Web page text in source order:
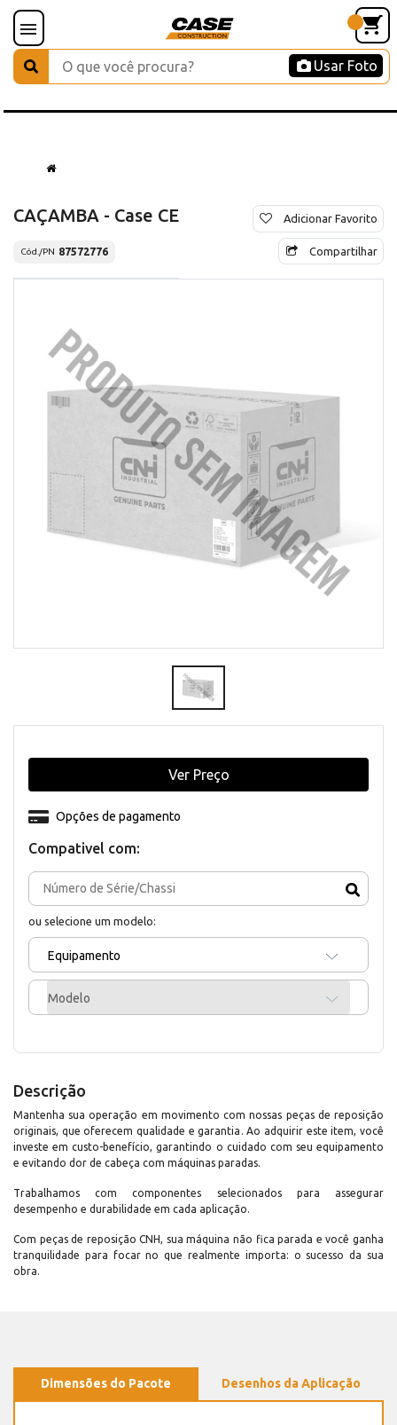
Usar Foto
CAÇAMBA - Case CE
Cód./PN 87572776
Adicionar Favorito
Compartilhar
Compativel com:
ou selecione um modelo:
Equipamento
Modelo
Opções de pagamento
Ver Preço
Descrição
Mantenha sua operação em movimento com nossas peças de reposição
originais, que oferecem qualidade e garantia. Ao adquirir este item, você
investe em custo-benefício, garantindo o cuidado com seu equipamento
e evitando dor de cabeça com máquinas paradas.
Trabalhamos com componentes selecionados para assegurar
desempenho e durabilidade em cada aplicação.
Com peças de reposição CNH, sua máquina não fica parada e você ganha
tranquilidade para focar no que realmente importa: o sucesso da sua
obra.
Dimensões do Pacote Desenhos da Aplicação